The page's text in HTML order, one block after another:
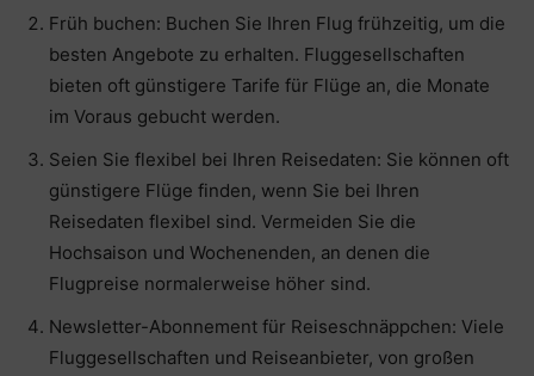
Früh buchen: Buchen Sie Ihren Flug frühzeitig, um die
besten Angebote zu erhalten. Fluggesellschaften
bieten oft günstigere Tarife für Flüge an, die Monate
im Voraus gebucht werden.
Seien Sie flexibel bei Ihren Reisedaten: Sie können oft
günstigere Flüge finden, wenn Sie bei Ihren
Reisedaten flexibel sind. Vermeiden Sie die
Hochsaison und Wochenenden, an denen die
Flugpreise normalerweise höher sind.
Newsletter-Abonnement für Reiseschnäppchen: Viele
Fluggesellschaften und Reiseanbieter, von großen